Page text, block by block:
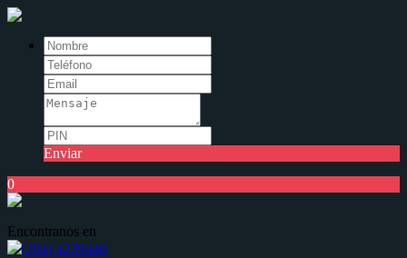
Enviar
0
Encontranos en
(294) 4239440